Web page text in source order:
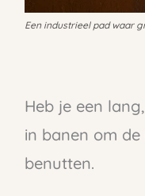
Een industrieel pad waar
Heb je een
in banen om
benutten.